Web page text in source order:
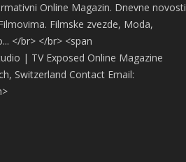
Online Magazin. Dnevne novosti
Filmske zvezde, Moda,
</br> </br> <span
| TV Exposed Online Magazine
Switzerland Contact Email: